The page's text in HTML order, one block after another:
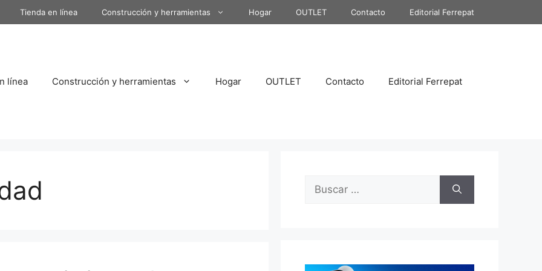
Tienda en línea Construcción y herramientas Hogar OUTLET Contacto Editorial Ferrepat
línea Construcción y herramientas Hogar OUTLET Contacto Editorial Ferrepat
Buscar: